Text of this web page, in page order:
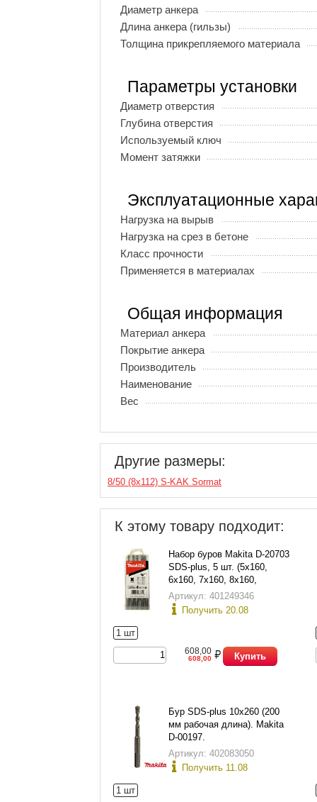
Диаметр анкера
Длина анкера (гильзы)
Толщина прикрепляемого материала
Параметры установки
Диаметр отверстия
Глубина отверстия
Используемый ключ
Момент затяжки
Эксплуатационные
Нагрузка на вырыв
Нагрузка на срез в бетоне
Класс прочности
Применяется в материалах
Общая информация
Материал анкера
Покрытие анкера
Производитель
Наименование
Вес
Другие размеры:
8/50 (8х112) S-KAK Sormat
К этому товару подходит:
Набор буров Makita D-20703
SDS-plus, 5 шт. (5х160,
6х160, 7х160, 8х160,
10х160), в пласт. футляре
Артикул: 401249346
Получить 20.08
1 шт
608,00
608,00 Купить
Бур SDS-plus 10х260 (200
мм рабочая длина). Makita
D-00197.
Артикул: 402083050
Получить 11.08
1 шт